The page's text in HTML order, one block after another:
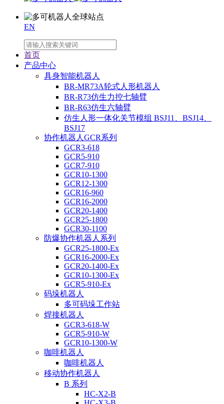
EN
首页
产品中心
具身智能机器人
BR-MR73A轮式人形机器人
BR-R73仿生力控七轴臂
BR-R63仿生六轴臂
仿生人形一体化关节模组 BSJ11、BSJ14、
BSJ17
协作机器人GCR系列
GCR3-618
GCR5-910
GCR7-910
GCR10-1300
GCR12-1300
GCR16-960
GCR16-2000
GCR20-1400
GCR25-1800
GCR30-1100
防爆协作机器人系列
GCR25-1800-Ex
GCR16-2000-Ex
GCR20-1400-Ex
GCR10-1300-Ex
GCR5-910-Ex
码垛机器人
多可码垛工作站
焊接机器人
GCR3-618-W
GCR5-910-W
GCR10-1300-W
咖啡机器人
咖啡机器人
移动协作机器人
B 系列
HC-X2-B